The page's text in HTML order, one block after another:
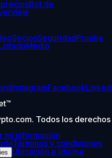
Bot de
SociosSeguridadPrueba
Medio
InstagramFacebook
Todos los derechos
mi información
Términos y condiciones
Ubicación e idioma